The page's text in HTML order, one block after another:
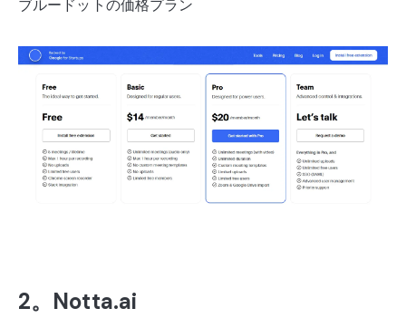
ブルードットの価格プラン
2。Notta.ai